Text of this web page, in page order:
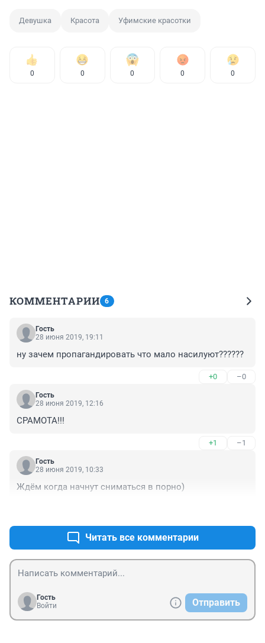
Девушка Красота Уфимские красотки
0 0 0 0 0
КОММЕНТАРИИ 6
Гость
28 июня 2019, 19:11
ну зачем пропагандировать что мало насилуют??????
+0 –0
Гость
28 июня 2019, 12:16
СРАМОТА!!!
+1 –1
Гость
28 июня 2019, 10:33
Ждём когда начнут сниматься в порно)
Читать все комментарии
Гость
Войти
Отправить